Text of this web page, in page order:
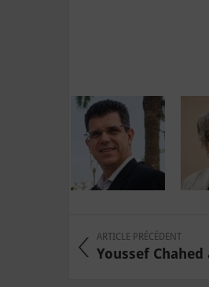
ARTICLE PRÉCÉDENT
Youssef